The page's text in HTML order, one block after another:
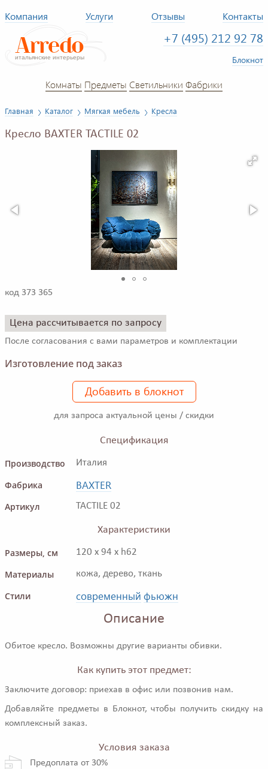
Компания Услуги Отзывы Контакты
+7 (495) 212 92 78
Блокнот
Комнаты Предметы Светильники Фабрики
Главная Каталог Мягкая мебель Кресла
Кресло BAXTER TACTILE 02
код 373 365
Цена рассчитывается по запросу
После согласования с вами параметров и комплектации
Изготовление под заказ
Добавить в блокнот
для запроса актуальной цены / скидки
Спецификация
Производство
Италия
Фабрика BAXTER
Артикул TACTILE 02
Характеристики
Размеры, см
120 x 94 x h62
Материалы кожа, дерево, ткань
Стили современный фьюжн
Описание
Обитое кресло. Возможны другие варианты обивки.
Как купить этот предмет:
Заключите договор: приехав в офис или позвонив нам.
Добавляйте предметы в Блокнот, чтобы получить скидку на
комплексный заказ.
Условия заказа
Предоплата от 30%